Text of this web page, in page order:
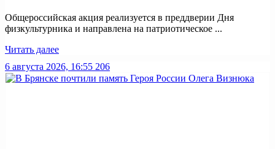
Общероссийская акция реализуется в преддверии Дня
физкультурника и направлена на патриотическое ...
Читать далее
6 августа 2026, 16:55 206